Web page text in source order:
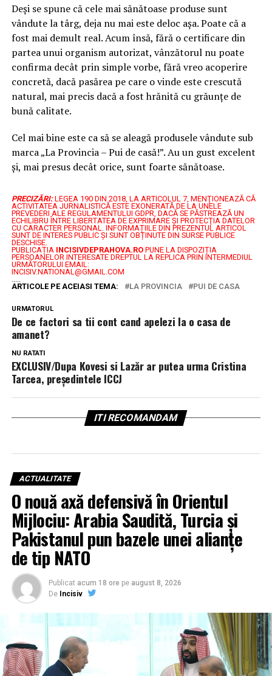
Deși se spune că cele mai sănătoase produse sunt
vândute la târg, deja nu mai este deloc așa. Poate că a
fost mai demult real. Acum însă, fără o certificare din
partea unui organism autorizat, vânzătorul nu poate
confirma decât prin simple vorbe, fără vreo acoperire
concretă, dacă pasărea pe care o vinde este crescută
natural, mai precis dacă a fost hrănită cu grăunțe de
bună calitate.
Cel mai bine este ca să se aleagă produsele vândute sub
marca „La Provincia – Pui de casă!”. Au un gust excelent
și, mai presus decât orice, sunt foarte sănătoase.
PRECIZĂRI: LEGEA 190 DIN 2018, LA ARTICOLUL 7, MENŢIONEAZĂ CĂ
ACTIVITATEA JURNALISTICĂ ESTE EXONERATĂ DE LA UNELE
PREVEDERI ALE REGULAMENTULUI GDPR, DACĂ SE PĂSTREAZĂ UN
ECHILIBRU ÎNTRE LIBERTATEA DE EXPRIMARE ŞI PROTECŢIA DATELOR
CU CARACTER PERSONAL. INFORMAȚIILE DIN PREZENTUL ARTICOL
SUNT DE INTERES PUBLIC ȘI SUNT OBȚINUTE DIN SURSE PUBLICE
DESCHISE.
PUBLICAȚIA INCISIVDEPRAHOVA.ROPUNE LA DISPOZIȚIA
PERSOANELOR INTERESATE DREPTUL LA REPLICA PRIN INTERMEDIUL
URMĂTORULUI EMAIL:
INCISIV.NATIONAL@GMAIL.COM
.....
ARTICOLE PE ACEIASI TEMA:
LA PROVINCIA PUI DE CASA
URMATORUL
De ce factori sa tii cont cand apelezi la o casa de
amanet?
NU RATATI
EXCLUSIV/Dupa Kovesi si Lazăr ar putea urma Cristina
Tarcea, președintele ICCJ
ITI RECOMANDAM
ACTUALITATE
O nouă axă defensivă în Orientul
Mijlociu: Arabia Saudită, Turcia și
Pakistanul pun bazele unei alianțe
de tip NATO
Publicat acum 18 ore pe august 8, 2026
De Incisiv